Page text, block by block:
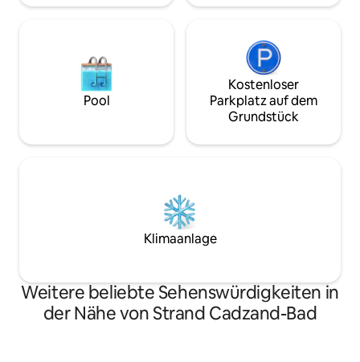
Pool
Kostenloser
Parkplatz auf dem
Grundstück
Klimaanlage
Weitere beliebte Sehenswürdigkeiten in
der Nähe von Strand Cadzand-Bad